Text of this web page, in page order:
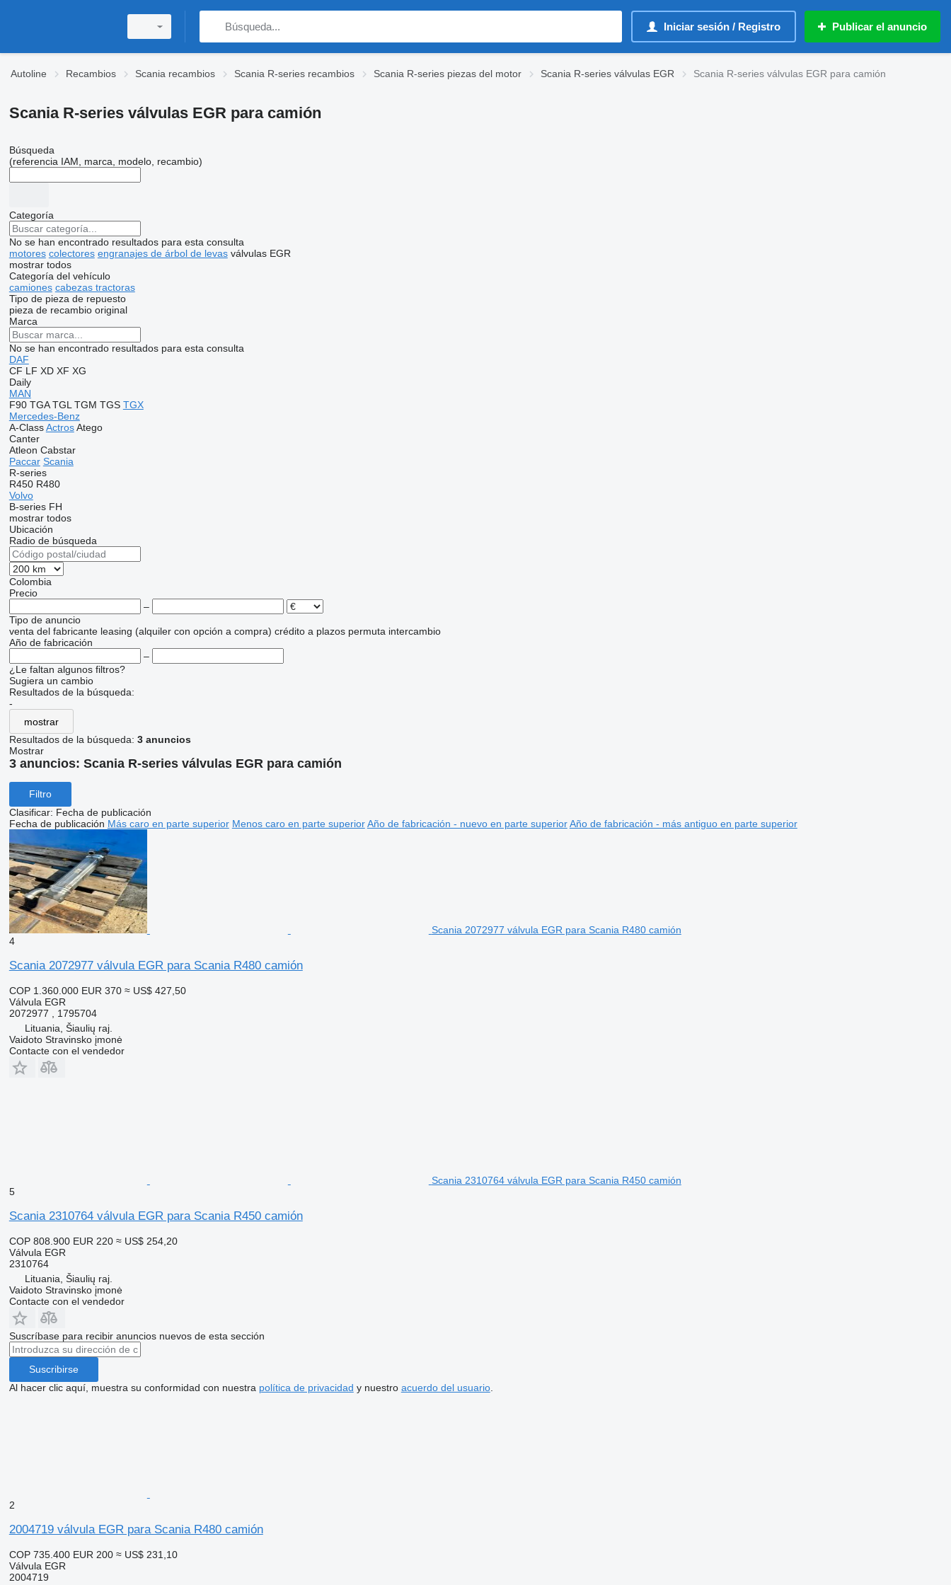
Iniciar sesión / Registro Publicar el anuncio
Autoline Recambios Scania recambios Scania R-series recambios Scania R-series piezas del motor Scania R-series válvulas EGR Scania R-series válvulas EGR para camión
Scania R-series válvulas EGR para camión
Búsqueda
(referencia IAM, marca, modelo, recambio)
Categoría
No se han encontrado resultados para esta consulta
motores colectores engranajes de árbol de levas válvulas EGR
mostrar todos
Categoría del vehículo
camiones cabezas tractoras
Tipo de pieza de repuesto
pieza de recambio original
Marca
No se han encontrado resultados para esta consulta
DAF
CF LF XD XF XG
Daily
MAN
F90 TGA TGL TGM TGS TGX
Mercedes-Benz
A-Class Actros Atego
Canter
Atleon Cabstar
Paccar Scania
R-series
R450 R480
Volvo
B-series FH
mostrar todos
Ubicación
Radio de búsqueda
Colombia
Precio
–
Tipo de anuncio
venta del fabricante leasing (alquiler con opción a compra) crédito a plazos permuta intercambio
Año de fabricación
–
¿Le faltan algunos filtros?
Sugiera un cambio
Resultados de la búsqueda:
-
mostrar
Resultados de la búsqueda: 3 anuncios
Mostrar
3 anuncios: Scania R-series válvulas EGR para camión
Filtro
Clasificar: Fecha de publicación
Fecha de publicación Más caro en parte superior Menos caro en parte superior Año de fabricación - nuevo en parte superior Año de fabricación - más antiguo en parte superior
Scania 2072977 válvula EGR para Scania R480 camión
4
Scania 2072977 válvula EGR para Scania R480 camión
COP 1.360.000 EUR 370 ≈ US$ 427,50
Válvula EGR
2072977 , 1795704
Lituania, Šiaulių raj.
Vaidoto Stravinsko įmonė
Contacte con el vendedor
Scania 2310764 válvula EGR para Scania R450 camión
5
Scania 2310764 válvula EGR para Scania R450 camión
COP 808.900 EUR 220 ≈ US$ 254,20
Válvula EGR
2310764
Lituania, Šiaulių raj.
Vaidoto Stravinsko įmonė
Contacte con el vendedor
Suscríbase para recibir anuncios nuevos de esta sección
Suscribirse
Al hacer clic aquí, muestra su conformidad con nuestra política de privacidad y nuestro acuerdo del usuario.
2
2004719 válvula EGR para Scania R480 camión
COP 735.400 EUR 200 ≈ US$ 231,10
Válvula EGR
2004719